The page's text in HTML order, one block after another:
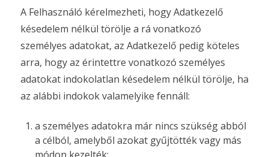
A Felhasználó kérelmezheti, hogy Adatkezelő
késedelem nélkül törölje a rá vonatkozó
személyes adatokat, az Adatkezelő pedig köteles
arra, hogy az érintettre vonatkozó személyes
adatokat indokolatlan késedelem nélkül törölje, ha
az alábbi indokok valamelyike fennáll:
a személyes adatokra már nincs szükség abból
a célból, amelyből azokat gyűjtötték vagy más